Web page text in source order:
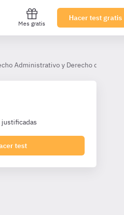
Mes gratis
Hacer test gratis
Administrativo y Derecho del Trabajo
justificadas
test